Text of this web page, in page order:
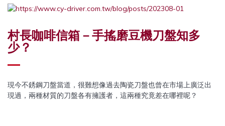
村長咖啡信箱－手搖磨豆機刀盤知多
少？
現今不銹鋼刀盤當道，很難想像過去陶瓷刀盤也曾在市場上廣泛出
現過，兩種材質的刀盤各有擁護者，這兩種究竟差在哪裡呢？